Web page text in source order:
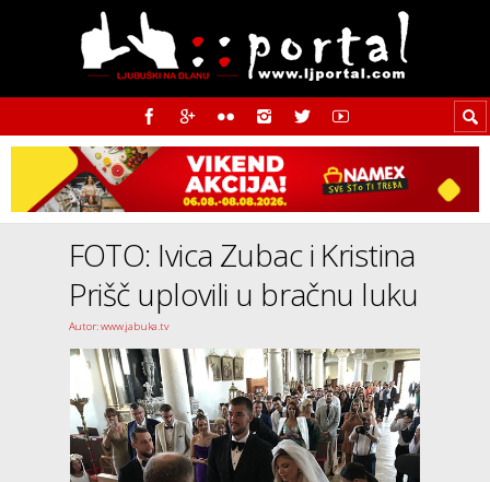
FOTO: Ivica Zubac i Kristina
Prišč uplovili u bračnu luku
Autor: www.jabuka.tv